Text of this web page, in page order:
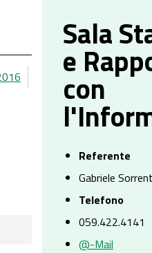
Sala
e
con
Referente
Gabriele
Telefono
059.422.4141
@-Mail